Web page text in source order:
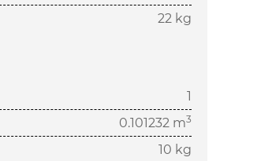
22 kg
1
0.101232 m3
10 kg